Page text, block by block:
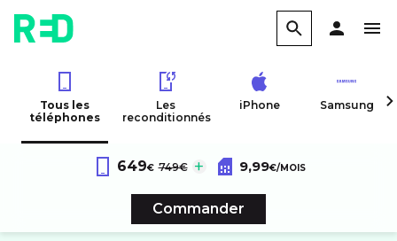
Tous les
téléphones
Les
reconditionnés
iPhone Samsung
Samsung ReconditionnéGalaxy S25
Reconditionné
649€ au lieu de :
749€ Forfait RED 60Go 4G
Sans engagement
9,99€/MOIS
Commander